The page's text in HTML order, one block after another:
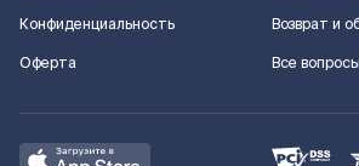
Конфиденциальность
Оферта
Возврат и
Все